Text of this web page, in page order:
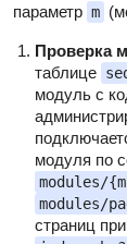
параметр m
Проверка
таблице
модуль с
модуля по
modules/
modules/
страниц